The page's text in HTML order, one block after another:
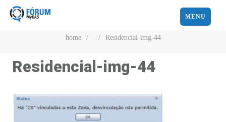
MENU
home / / Residencial-img-44
Residencial-img-44